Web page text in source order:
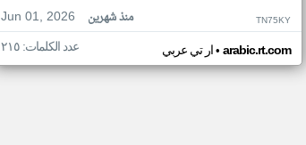
Jun 01, 2026
منذ شهرين TN75KY
ار تي عربي• arabic.rt.com عدد الكلمات: ٢١٥